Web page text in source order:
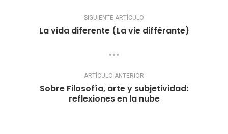
SIGUIENTE ARTÍCULO
La vida diferente (La vie différante)
ARTÍCULO ANTERIOR
Sobre Filosofía, arte y subjetividad:
reflexiones en la nube